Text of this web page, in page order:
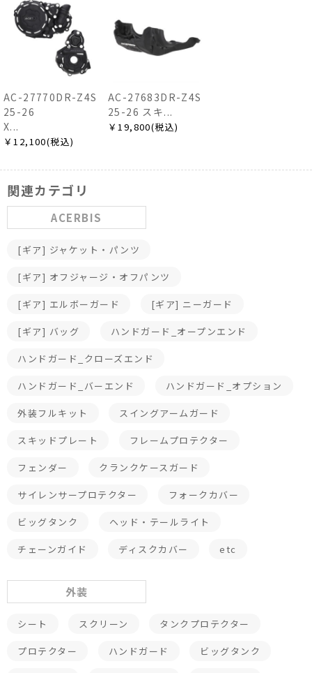
AC-27770DR-Z4S
25-26
X...
￥12,100(税込)
AC-27683DR-Z4S
25-26 スキ...
￥19,800(税込)
関連カテゴリ
ACERBIS
[ギア] ジャケット・パンツ
[ギア] オフジャージ・オフパンツ
[ギア] エルボーガード [ギア] ニーガード
[ギア] バッグ ハンドガード_オープンエンド
ハンドガード_クローズエンド
ハンドガード_バーエンド ハンドガード_オプション
外装フルキット スイングアームガード
スキッドプレート フレームプロテクター
フェンダー クランクケースガード
サイレンサープロテクター フォークカバー
ビッグタンク ヘッド・テールライト
チェーンガイド ディスクカバー etc
外装
シート スクリーン タンクプロテクター
プロテクター ハンドガード ビッグタンク